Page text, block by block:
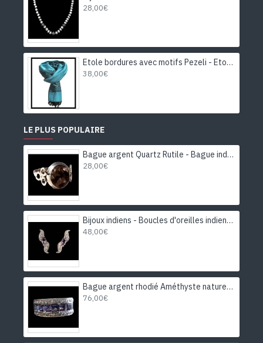
28,00€
Etole bordures avec motifs Pezeli - Etole indienne
38,00€
LE PLUS POPULAIRE
Bague argent Quartz Rutile - Bague indienne - Bijoux indiens
28,00€
Bijoux indiens - Boucles d'oreilles indiennes rhodiées Améthyste
48,00€
Bague argent rhodié Améthyste naturelle
76,00€